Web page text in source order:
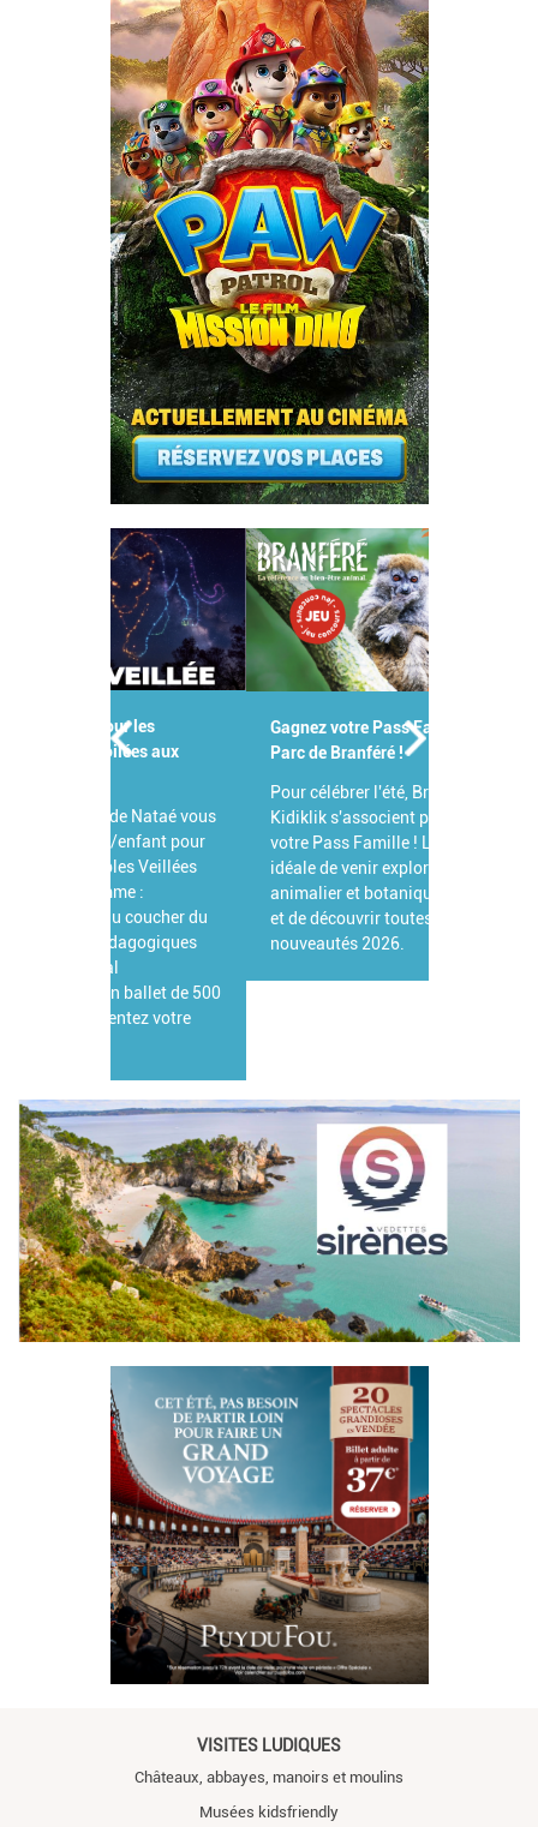
Gagnez votre Pass Famille pour le
Parc de Branféré !
Pour célébrer l'été, Branféré et
Kidiklik s'associent pour vous offrir
votre Pass Famille ! L'occasion
idéale de venir explorer ce parc
animalier et botanique d'exception
et de découvrir toutes ses grandes
nouveautés 2026.
VISITES LUDIQUES
Châteaux, abbayes, manoirs et moulins
Musées kidsfriendly